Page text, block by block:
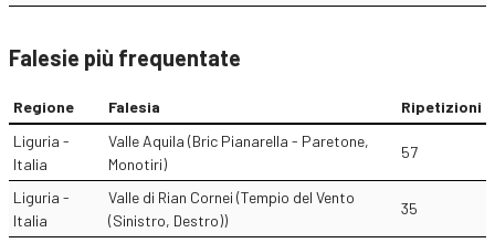
Falesie più frequentate
Regione Falesia
Ripetizioni
Liguria -
Italia
Valle Aquila (Bric Pianarella - Paretone,
Monotiri)
57
Liguria -
Italia
Valle di Rian Cornei (Tempio del Vento
(Sinistro, Destro))
35